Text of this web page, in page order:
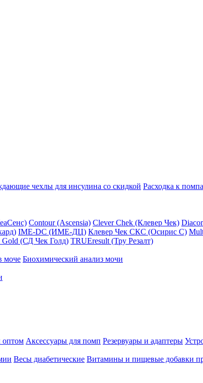
чехлы для инсулина со скидкой Расходка к
Contour (Ascensia) Clever Chek (Клевер Чек)
IME-DC (ИМЕ-ДЦ) Клевер Чек СКС (Осирис С)
Gold (СД Чек Голд) TRUEresult (Тру Резалт)
моче Биохимический анализ мочи
оптом Аксессуары для помп Резервуары и адаптеры
Весы диабетические Витамины и пищевые добавки